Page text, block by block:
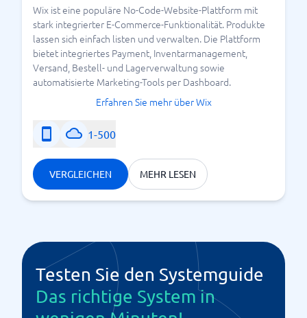
Wix ist eine populäre No-Code-Website-Plattform mit
stark integrierter E-Commerce-Funktionalität. Produkte
lassen sich einfach listen und verwalten. Die Plattform
bietet integriertes Payment, Inventarmanagement,
Versand, Bestell- und Lagerverwaltung sowie
automatisierte Marketing-Tools per Dashboard.
Erfahren Sie mehr über Wix
1-500
VERGLEICHEN MEHR LESEN
Testen Sie den Systemguide
Das richtige System in